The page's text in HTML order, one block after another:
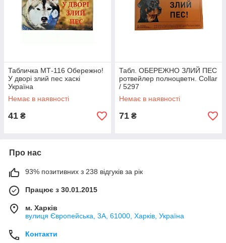
Табличка МТ-116 Обережно!
У дворі злий пес хаскі
Україна
Немає в наявності
41 ₴
Табл. ОБЕРЕЖНО ЗЛИЙ ПЕС
ротвейлер полноцветн. Collar
/ 5297
Немає в наявності
71 ₴
Про нас
93% позитивних з 238 відгуків за рік
Працює з 30.01.2015
м. Харків
вулиця Європейська, 3А, 61000, Харків, Україна
Контакти